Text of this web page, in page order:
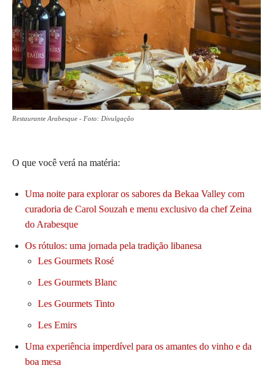
Restaurante Arabesque - Foto: Divulgação
O que você verá na matéria:
Uma noite para explorar os sabores da Bekaa Valley com
curadoria de Carol Souzah e menu exclusivo da chef Zeina
do Arabesque
Os rótulos: uma jornada pela tradição libanesa
Les Gourmets Rosé
Les Gourmets Blanc
Les Gourmets Tinto
Les Emirs
Uma experiência imperdível para os amantes do vinho e da
boa mesa